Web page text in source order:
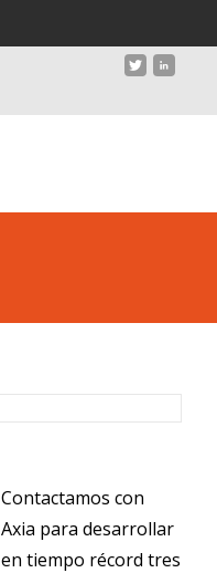
Contactamos con
Axia para desarrollar
en tiempo récord tres